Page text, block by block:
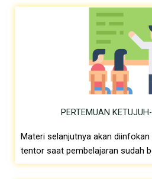
PERTEMUAN
Materi selanjutnya akan
tentor saat pembelajaran sudah